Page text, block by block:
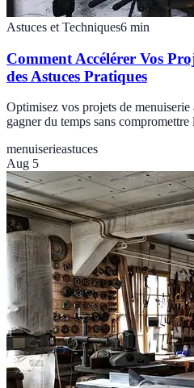
Astuces et Techniques6 min
Comment Accélérer Vos
des Astuces Pratiques
Optimisez vos projets de menuiserie
gagner du temps sans compromettre
menuiserieastuces
Aug 5